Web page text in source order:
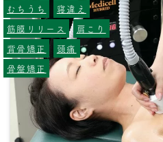
むちうち
寝違え
筋膜リリース
肩こり
背骨矯正
頭痛
骨盤矯正